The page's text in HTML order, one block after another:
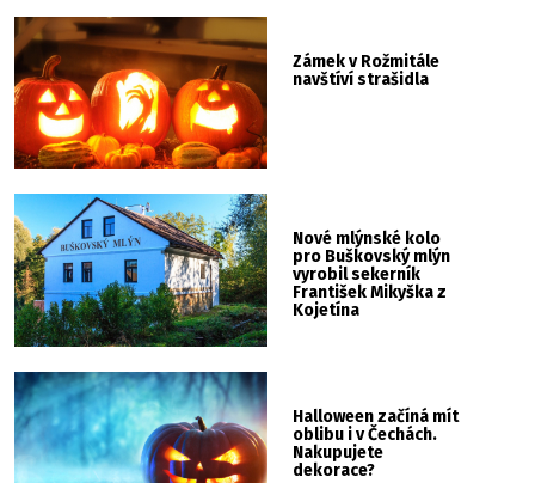
Zámek v Rožmitále
navštíví strašidla
Nové mlýnské kolo
pro Buškovský mlýn
vyrobil sekerník
František Mikyška z
Kojetína
Halloween začíná mít
oblibu i v Čechách.
Nakupujete
dekorace?